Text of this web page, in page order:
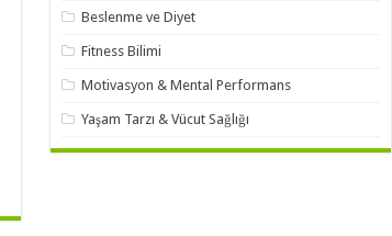
Beslenme ve Diyet
Fitness Bilimi
Motivasyon & Mental Performans
Yaşam Tarzı & Vücut Sağlığı